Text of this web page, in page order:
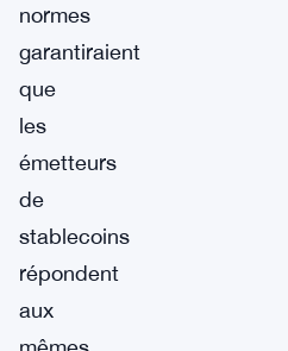
normes
garantiraient
que
les
émetteurs
de
stablecoins
répondent
aux